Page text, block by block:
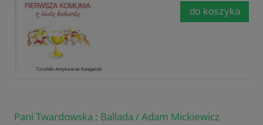
do koszyka
Pani Twardowska : Ballada / Adam Mickiewicz